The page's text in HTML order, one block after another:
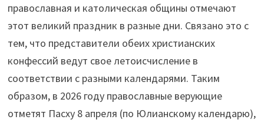
православная и католическая общины отмечают
этот великий праздник в разные дни. Связано это с
тем, что представители обеих христианских
конфессий ведут свое летоисчисление в
соответствии с разными календарями. Таким
образом, в 2026 году православные верующие
отметят Пасху 8 апреля (по Юлианскому календарю),